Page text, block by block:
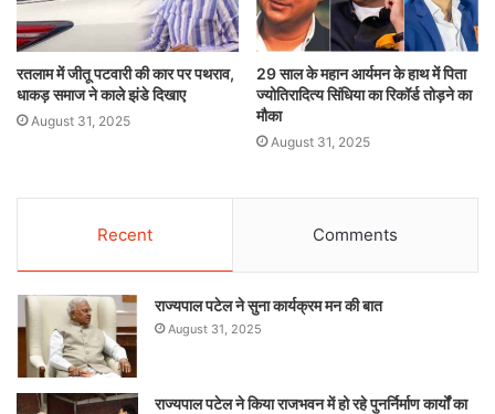
रतलाम में जीतू पटवारी की कार पर पथराव,
धाकड़ समाज ने काले झंडे दिखाए
August 31, 2025
29 साल के महान आर्यमन के हाथ में पिता
ज्योतिरादित्य सिंधिया का रिकॉर्ड तोड़ने का
मौका
August 31, 2025
Recent Comments
राज्यपाल पटेल ने सुना कार्यक्रम मन की बात
August 31, 2025
राज्यपाल पटेल ने किया राजभवन में हो रहे पुनर्निर्माण कार्यों का